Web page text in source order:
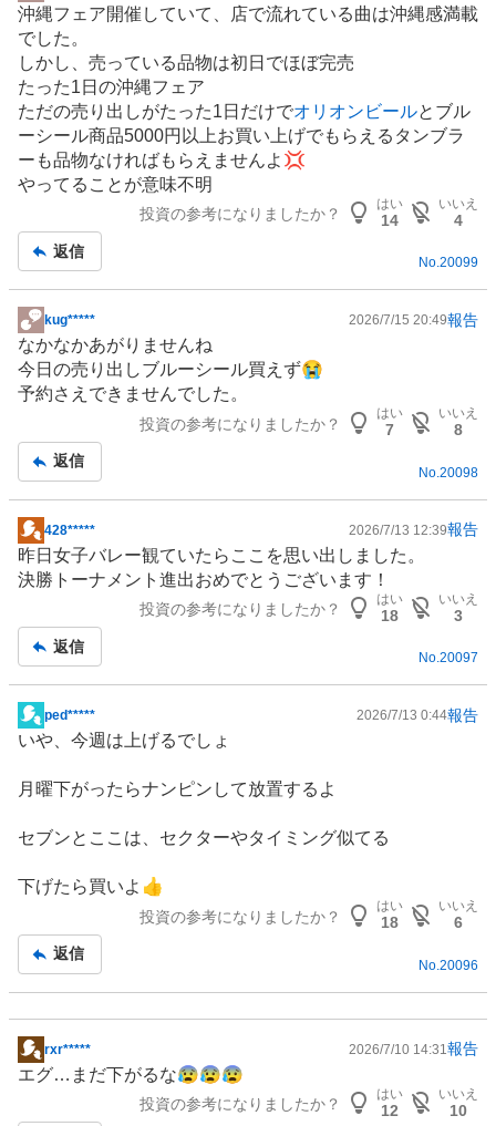
示
板
記
事
沖縄フェア開催していて、店で流れている曲は沖縄感満載
でした。
しかし、売っている品物は初日でほぼ完売
たった1日の沖縄フェア
ただの売り出しがたった1日だけでオリオンビールとブル
ーシール商品5000円以上お買い上げでもらえるタンブラ
ーも品物なければもらえませんよ💢
やってることが意味不明
投資の参考になりましたか？
はい
14
いいえ
4
返信
No.20099
掲
示
板
記
kug***** 2026/7/15 20:49報告
なかなかあがりませんね
今日の売り出しブルーシール買えず😭
予約さえできませんでした。
投資の参考になりましたか？
はい
7
いいえ
8
返信
No. 20098
掲
示
板
428***** 2026/7/13 12:39報告
昨日女子バレー観ていたらここを思い出しました。
決勝トーナメント進出おめでとうございます！
投資の参考になりましたか？
はい
18
いいえ
3
返信
No.20097
掲
示
記
ped***** 2026/7/13 0:44報告
いや、今週は上げるでしょ
月曜下がったらナンピンして放置するよ
セブンとここは、セクターやタイミング似てる
下げたら買いよ👍
投資の参考になりましたか？
はい
18
いいえ
6
返信
No. 20096
掲
示
rxr***** 2026/7/10 14:31 報告
エグ…まだ下がるな😰😰😰
投資の参考になりましたか？
はい
12
いいえ
10